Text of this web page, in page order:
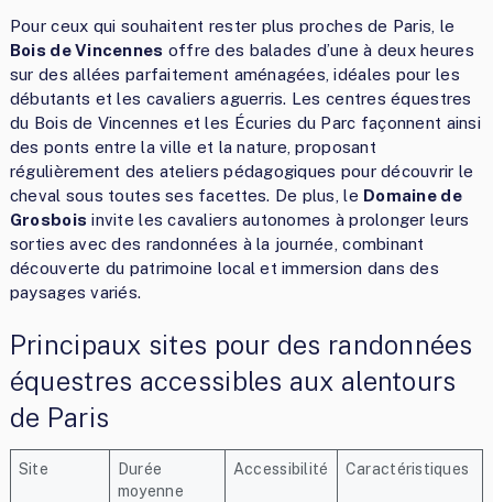
Pour ceux qui souhaitent rester plus proches de Paris, le
Bois de Vincennes offre des balades d’une à deux heures
sur des allées parfaitement aménagées, idéales pour les
débutants et les cavaliers aguerris. Les centres équestres
du Bois de Vincennes et les Écuries du Parc façonnent ainsi
des ponts entre la ville et la nature, proposant
régulièrement des ateliers pédagogiques pour découvrir le
cheval sous toutes ses facettes. De plus, le Domaine de
Grosbois invite les cavaliers autonomes à prolonger leurs
sorties avec des randonnées à la journée, combinant
découverte du patrimoine local et immersion dans des
paysages variés.
Principaux sites pour des randonnées
équestres accessibles aux alentours
de Paris
Site
Durée
moyenne
Accessibilité Caractéristiques